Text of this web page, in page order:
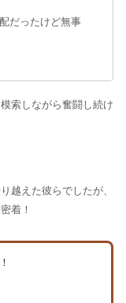
だったけど無事
索しながら奮闘し続け
越えた彼らでしたが、
着！